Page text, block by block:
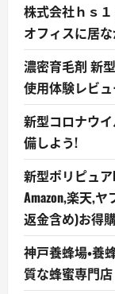
株式会社ｈｓ
オフィスに居
濃密育毛剤 新
使用体験レビ
新型コロナウ
備しよう!
新型ポリピュア
Amazon,楽天,
返金含め)お得
神戸養蜂場・
質な蜂蜜専門店